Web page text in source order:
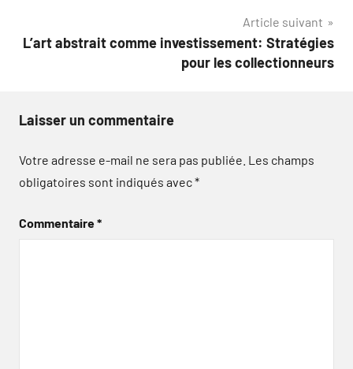
Article suivant
L’art abstrait comme investissement: Stratégies
pour les collectionneurs
Laisser un commentaire
Votre adresse e-mail ne sera pas publiée. Les champs
obligatoires sont indiqués avec*
Commentaire*